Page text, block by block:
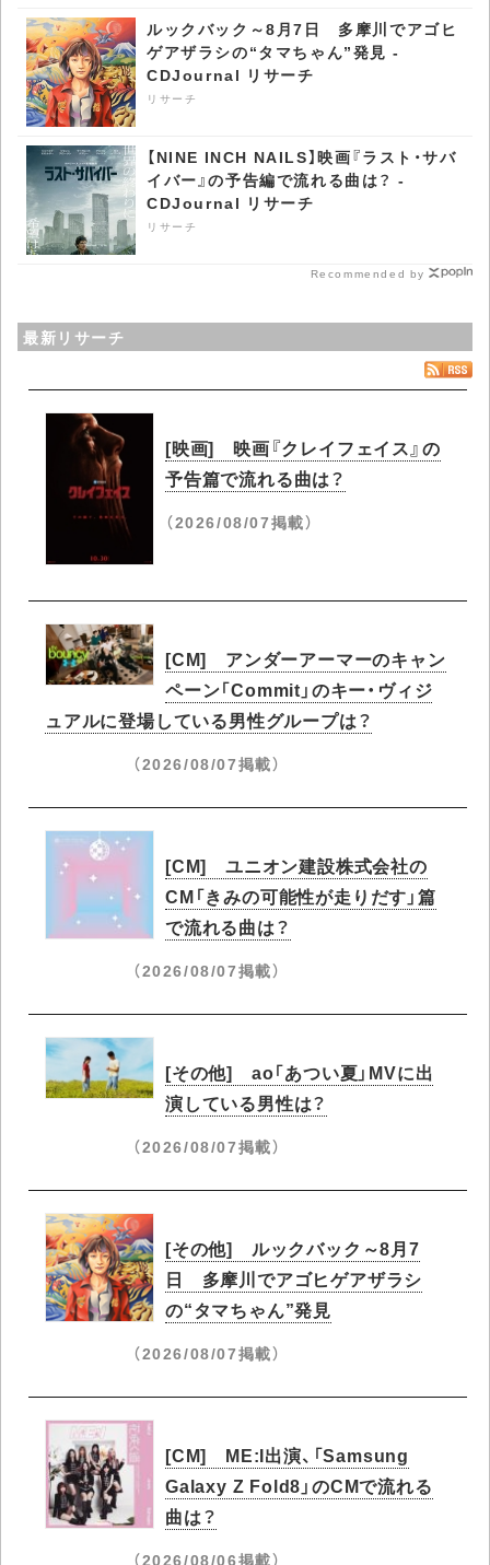
ルックバック～8月7日 多摩川でアゴヒ
ゲアザラシの“タマちゃん”発見 -
CDJournal リサーチ
リサーチ
【NINE INCH NAILS】映画『ラスト・サバ
イバー』の予告編で流れる曲は？ -
CDJournal リサーチ
リサーチ
Recommended by
最新リサーチ
[映画] 映画『クレイフェイス』の
予告篇で流れる曲は？
（2026/08/07掲載）
[CM] アンダーアーマーのキャン
ペーン「Commit」のキー・ヴィジ
ュアルに登場している男性グループは？
（2026/08/07掲載）
[CM] ユニオン建設株式会社の
CM「きみの可能性が走りだす」篇
で流れる曲は？
（2026/08/07掲載）
[その他] ao「あつい夏」MVに出
演している男性は？
（2026/08/07掲載）
[その他] ルックバック～8月7
日 多摩川でアゴヒゲアザラシ
の“タマちゃん”発見
（2026/08/07掲載）
[CM] ME:I出演、「Samsung
Galaxy Z Fold8」のCMで流れる
曲は？
（2026/08/06掲載）